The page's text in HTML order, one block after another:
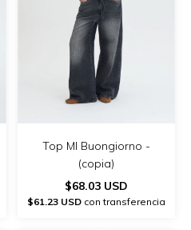
Top Ml Buongiorno -
(copia)
$68.03 USD
$61.23 USD con transferencia